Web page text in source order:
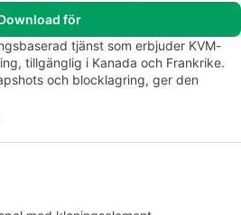
för
tjänst som erbjuder KVM-
tillgänglig i Kanada och Frankrike.
och blocklagring, ger den